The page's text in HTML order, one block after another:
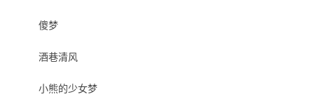
傻梦
酒巷清风
小熊的少女梦